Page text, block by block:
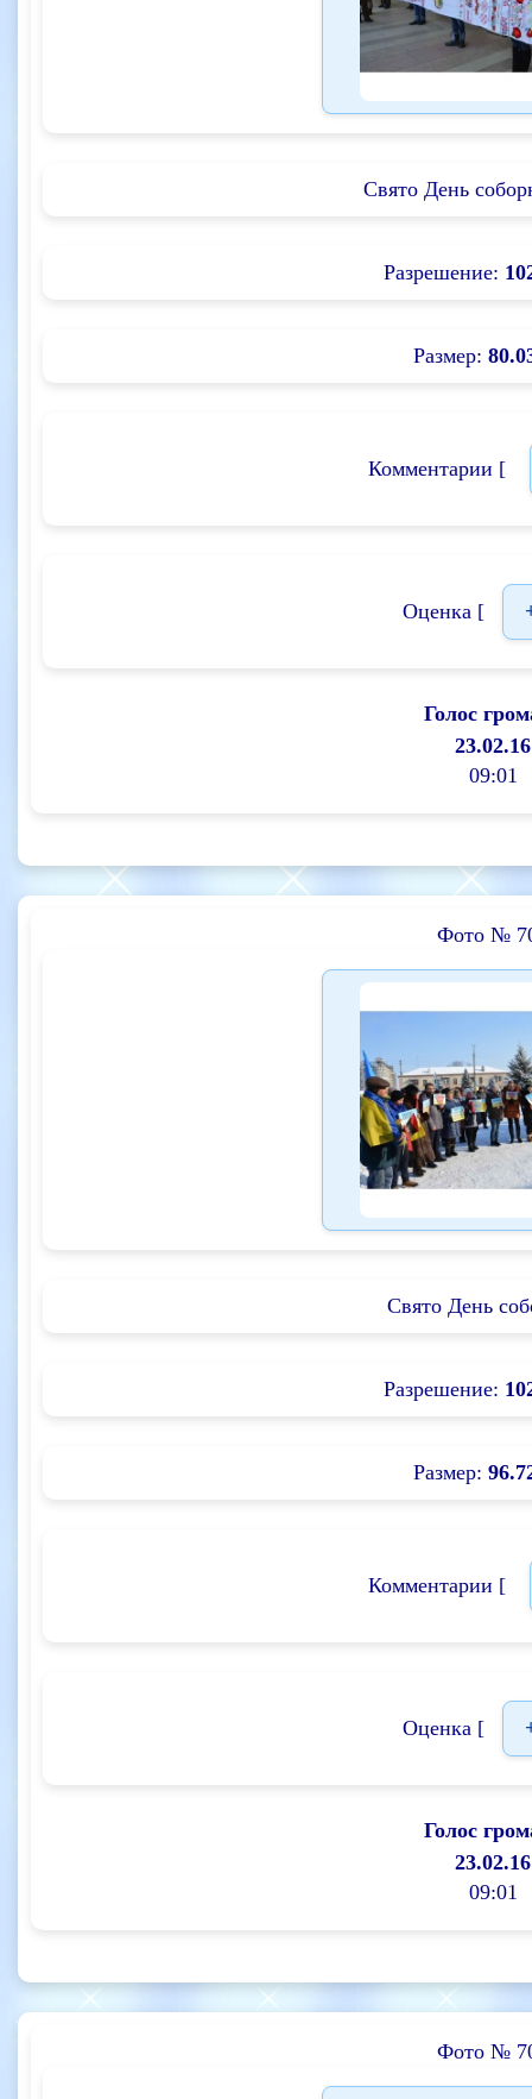
Свято День
Разрешение:
Размер:
Комментарии [
Оценка [
Голос
23.02.16
09:01
Фото №
Свято День
Разрешение:
Размер:
Комментарии [
Оценка [
Голос
23.02.16
09:01
Фото №